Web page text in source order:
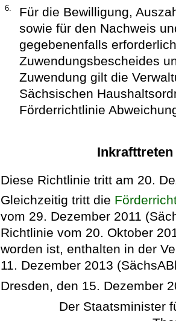
6.
Für die Bewilligung,
sowie für den Nachweis
gegebenenfalls
Zuwendungsbescheides
Zuwendung gilt die
Sächsischen
Förderrichtlinie
Diese Richtlinie tritt am 20.
Gleichzeitig tritt die
vom 29. Dezember 2011
Richtlinie vom 20. Oktober
worden ist, enthalten in der
11. Dezember 2013
Dresden, den 15. Dezember
Der Staatsminister